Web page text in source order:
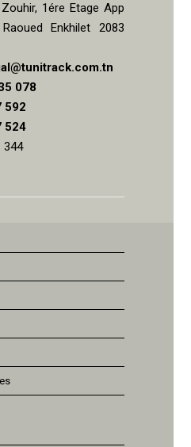
1ére Etage App
Enkhilet 2083
078
592
524
344